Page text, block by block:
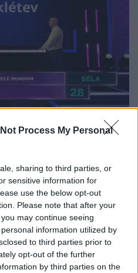
Not Process My Personal
sharing to third parties, or
sensitive information for
use the below opt-out
Please note that after your
may continue seeing
information utilized by
to third parties prior to
opt-out of the further
by third parties on the
Floor párbaj:
szavakat? Teszteld le!
játékban vehettek
fordítva leírva jelentek
őket.
1:58